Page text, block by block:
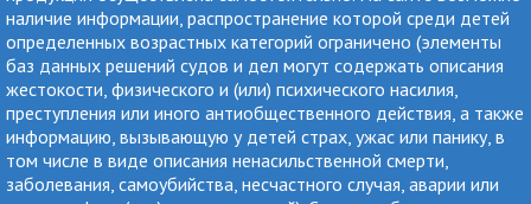
наличие информации, распространение которой среди детей
определенных возрастных категорий ограничено (элементы
баз данных решений судов и дел могут содержать описания
жестокости, физического и (или) психического насилия,
преступления или иного антиобщественного действия, а также
информацию, вызывающую у детей страх, ужас или панику, в
том числе в виде описания ненасильственной смерти,
заболевания, самоубийства, несчастного случая, аварии или